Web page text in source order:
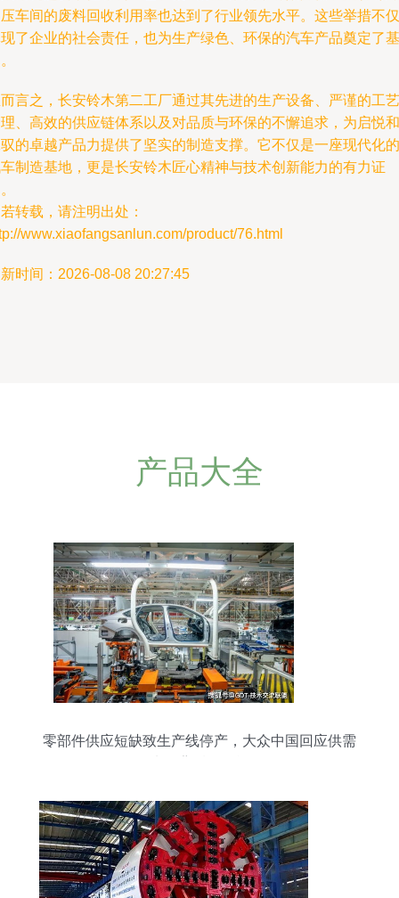
车间的废料回收利用率也达到了行业领先水平。这些举措不仅
了企业的社会责任，也为生产绿色、环保的汽车产品奠定了基
言之，长安铃木第二工厂通过其先进的生产设备、严谨的工艺
、高效的供应链体系以及对品质与环保的不懈追求，为启悦和
的卓越产品力提供了坚实的制造支撑。它不仅是一座现代化的
制造基地，更是长安铃木匠心精神与技术创新能力的有力证
转载，请注明出处：
www.xiaofangsanlun.com/product/76.html
时间：2026-08-08 20:27:45
产品大全
零部件供应短缺致生产线停产，大众中国回应供需